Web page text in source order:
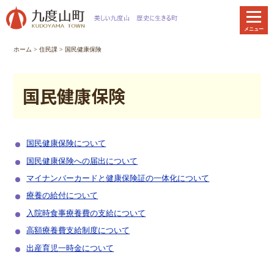
文
メニュー
ホーム >住民課 > 国民健康保険
国民健康保険
国民健康保険について
国民健康保険への届出について
マイナンバーカードと健康保険証の一体化について
療養の給付について
入院時食事療養費の支給について
高額療養費支給制度について
出産育児一時金について